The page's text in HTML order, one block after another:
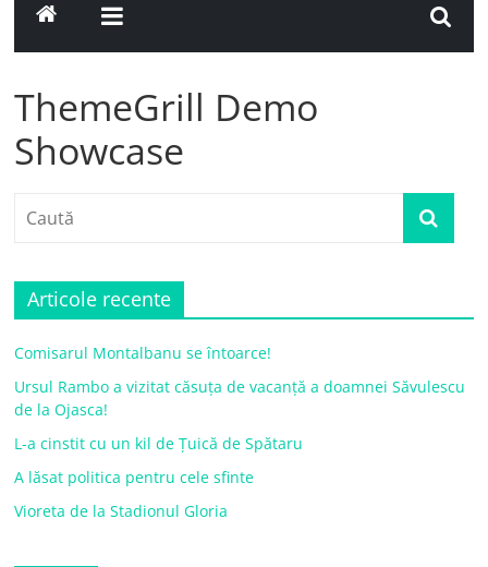
ThemeGrill Demo
Showcase
Articole recente
Comisarul Montalbanu se întoarce!
Ursul Rambo a vizitat căsuța de vacanță a doamnei Săvulescu
de la Ojasca!
L-a cinstit cu un kil de Țuică de Spătaru
A lăsat politica pentru cele sfinte
Vioreta de la Stadionul Gloria